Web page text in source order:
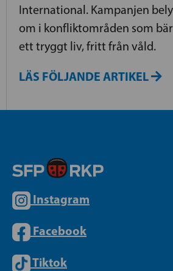
International. Kampanjen
om i konfliktområden som
ett tryggt liv, fritt från våld.
LÄS FÖLJANDE ARTIKEL
Instagram
Facebook
Tiktok